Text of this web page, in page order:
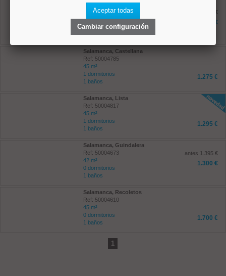
Salamanca, Castellana
Ref: 50004664
67 m²
2 dormitorios
1 baños
antes 1.850 €
1.750 €
Salamanca, Castellana
Ref: 50004785
45 m²
1 dormitorios
1 baños
1.275 €
Salamanca, Lista
Ref: 50004817
45 m²
1 dormitorios
1 baños
1.295 €
Salamanca, Guindalera
Ref: 50004673
42 m²
0 dormitorios
1 baños
antes 1.395 €
1.300 €
Salamanca, Recoletos
Ref: 50004610
45 m²
0 dormitorios
1 baños
1.700 €
1
Aceptar todas
Cambiar configuración